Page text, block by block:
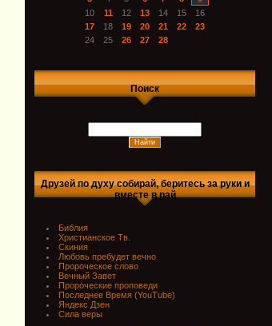
10
11 12 13 14 15
16
17
18 19 20 21 22
23
24
25 26 27 28
Поиск
Друзей по духу собирай, беритесь за руки и
вместе в рай
Библия
Христианское Тв.
Скиния
Любовь пребудет вечно
Пророческое слово
Вечный Завет
Пророческие проповеди
Последнее Время (YouTube)
Яндекс Дзен
Сила веры